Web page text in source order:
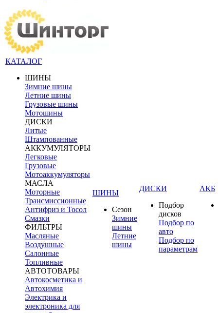
КАТАЛОГ
ШИНЫ
Зимние шины
Летние шины
Грузовые шины
Мотошины
ДИСКИ
Литые
Штампованные
АККУМУЛЯТОРЫ
Легковые
Грузовые
Мотоаккумуляторы
МАСЛА
Моторные
Трансмиссионные
Антифриз и Тосол
Смазки
ФИЛЬТРЫ
Масляные
Воздушные
Салонные
Топливные
АВТОТОВАРЫ
Автокосметика и
Автохимия
Электрика и
электроника для
ШИНЫ
Сезон
Зимние
шины
Летние
шины
ДИСКИ
Подбор
дисков
Подбор по
авто
Подбор по
параметрам
АКБ